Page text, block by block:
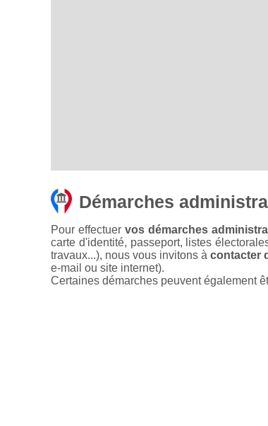
Démarches
Pour effectuervos démarches
carte d'identité, passeport, listes
travaux...), nous vous invitons à contacter
e-mail ou site internet).
Certaines démarches peuvent également